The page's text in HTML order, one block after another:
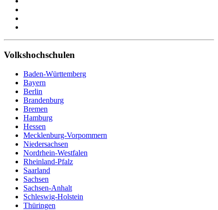
Volkshochschulen
Baden-Württemberg
Bayern
Berlin
Brandenburg
Bremen
Hamburg
Hessen
Mecklenburg-Vorpommern
Niedersachsen
Nordrhein-Westfalen
Rheinland-Pfalz
Saarland
Sachsen
Sachsen-Anhalt
Schleswig-Holstein
Thüringen